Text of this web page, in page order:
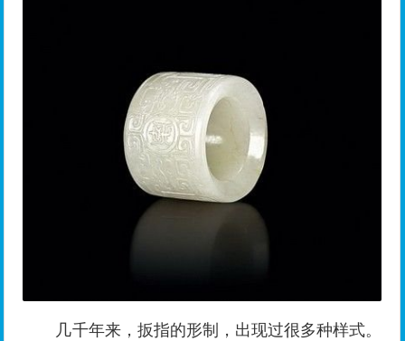
几千年来，扳指的形制，出现过很多种样式。